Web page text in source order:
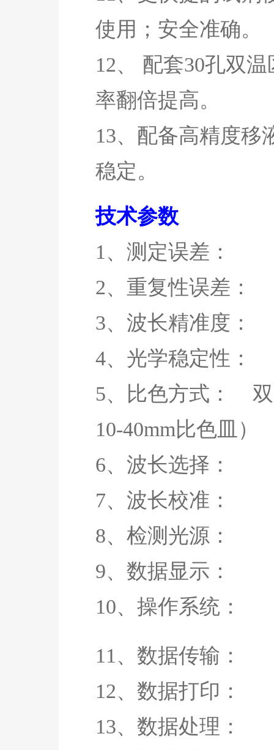
使用；安全准确。
12、 配套30孔双
率翻倍提高。
13、配备高精度移
稳定。
技术参数
1、测定误
2、重复性误
3、波长精准
4、光学稳定性：
5、比色方式： 双
10-40mm比色皿）
6、波长选择
7、波长校
8、检测光源
9、数据显示：
10、操作系
11、数据传输：
12、数据打
13、数据处理：